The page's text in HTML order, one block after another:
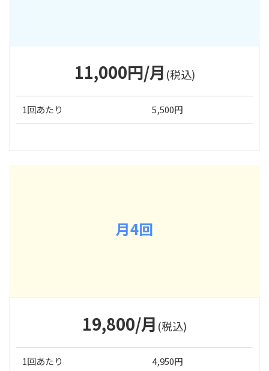
11,000円/月 (税込)
1回あたり 5,500円
月4回
19,800/月 (税込)
1回あたり 4,950円